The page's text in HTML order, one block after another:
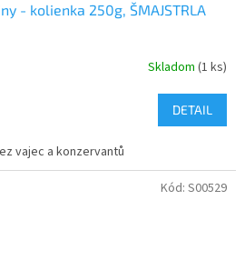
- kolienka 250g, ŠMAJSTRLA
Skladom (1 ks)
DETAIL
vajec a konzervantů
Kód: S00529